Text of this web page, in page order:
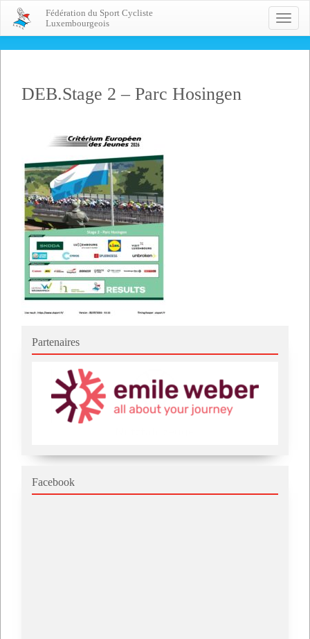
Toggle
Fédération du Sport Cycliste
Luxembourgeois
DEB.Stage 2 – Parc Hosingen
Partenaires
Facebook